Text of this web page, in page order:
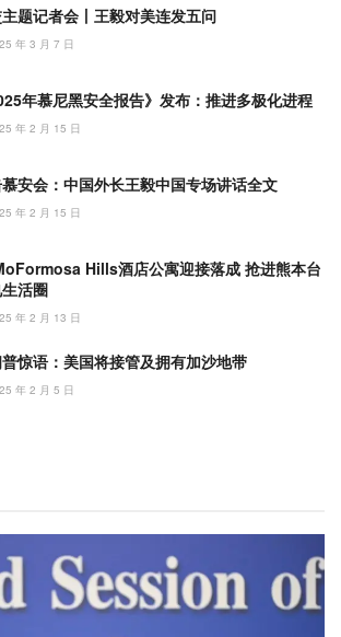
题记者会丨王毅对美连发五问
年 3 月 7 日
年慕尼黑安全报告》发布：推进多极化进程
年 2 月 15 日
安会：中国外长王毅中国专场讲话全文
年 2 月 15 日
Hills酒店公寓迎接落成 抢进熊本台
活圈
年 2 月 13 日
惊语：美国将接管及拥有加沙地带
年 2 月 5 日